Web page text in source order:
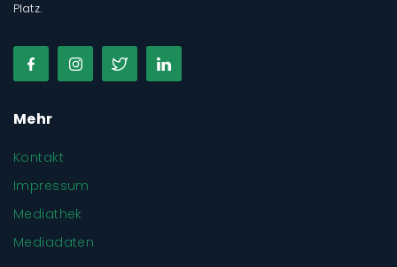
Platz.
Mehr
Kontakt
Impressum
Mediathek
Mediadaten